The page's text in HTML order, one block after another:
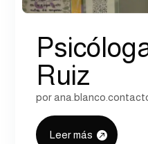
Ruiz
por
Leer más